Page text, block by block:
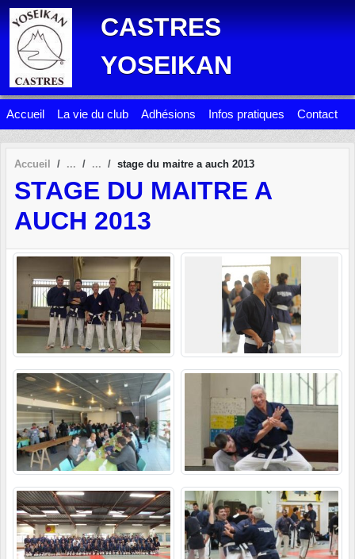
CASTRES
YOSEIKAN
Accueil La vie du club Adhésions Infos pratiques Contact
Accueil stage du maitre a auch 2013
STAGE DU MAITRE A
AUCH 2013
Panneau de gestion des cookies